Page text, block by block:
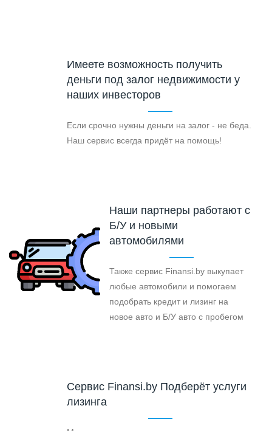
Имеете возможность получить
деньги под залог недвижимости у
наших инвесторов
Если срочно нужны деньги на залог - не беда.
Наш сервис всегда придёт на помощь!
Наши партнеры работают с
Б/У и новыми
автомобилями
Также сервис Finansi.by выкупает
любые автомобили и помогаем
подобрать кредит и лизинг на
новое авто и Б/У авто с пробегом
Cервис Finansi.by Подберёт услуги
лизинга